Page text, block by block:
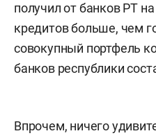
получил от банков РТ
кредитов больше, чем
совокупный портфель
банков республики
Впрочем, ничего